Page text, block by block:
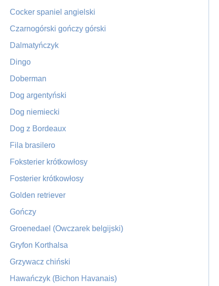
Cocker spaniel angielski
Czarnogórski gończy górski
Dalmatyńczyk
Dingo
Doberman
Dog argentyński
Dog niemiecki
Dog z Bordeaux
Fila brasilero
Foksterier krótkowłosy
Fosterier krótkowłosy
Golden retriever
Gończy
Groenedael (Owczarek belgijski)
Gryfon Korthalsa
Grzywacz chiński
Hawańczyk (Bichon Havanais)